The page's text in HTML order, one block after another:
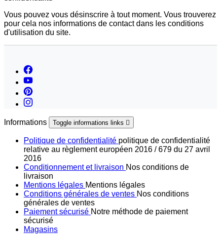
Vous pouvez vous désinscrire à tout moment. Vous trouverez
pour cela nos informations de contact dans les conditions
d'utilisation du site.
Informations Toggle informations links 
Politique de confidentialité politique de confidentialité
relative au règlement européen 2016 / 679 du 27 avril
2016
Conditionnement et livraison Nos conditions de
livraison
Mentions légales Mentions légales
Conditions générales de ventes Nos conditions
générales de ventes
Paiement sécurisé Notre méthode de paiement
sécurisé
Magasins